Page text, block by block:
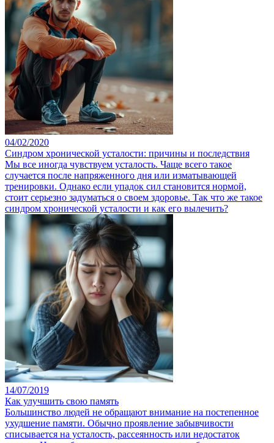
04/02/2020
Синдром хронической усталости: причины и последствия
Мы все иногда чувствуем усталость. Чаще всего такое
случается после напряженного дня или изматывающей
тренировки. Однако если упадок сил становится нормой,
стоит серьезно задуматься о своем здоровье. Так что же такое
синдром хронической усталости и как его вылечить?
14/07/2019
Как улучшить свою память
Большинство людей не обращают внимание на постепенное
ухудшение памяти. Обычно проявление забывчивости
списывается на усталость, рассеянность или недостаток